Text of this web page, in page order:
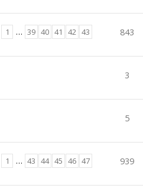
1 … 39 40 41 42 43 843
3
5
1 … 43 44 45 46 47 939